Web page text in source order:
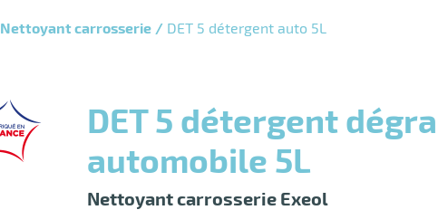
Nettoyant carrosserie DET 5 détergent auto 5L
DET 5 détergent dégraissant
automobile 5L
Nettoyant carrosserie Exeol